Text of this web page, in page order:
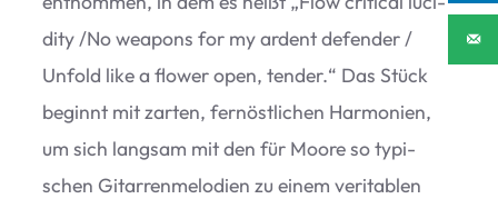
dity /​No wea­pons for my ardent defen­der /​
Unfold like a flower open, ten­der.“ Das Stück
beginnt mit zar­ten, fern­öst­li­chen Har­mo­nien,
um sich lang­sam mit den für Moore so typi­
schen Gitar­ren­me­lo­dien zu einem veri­ta­blen